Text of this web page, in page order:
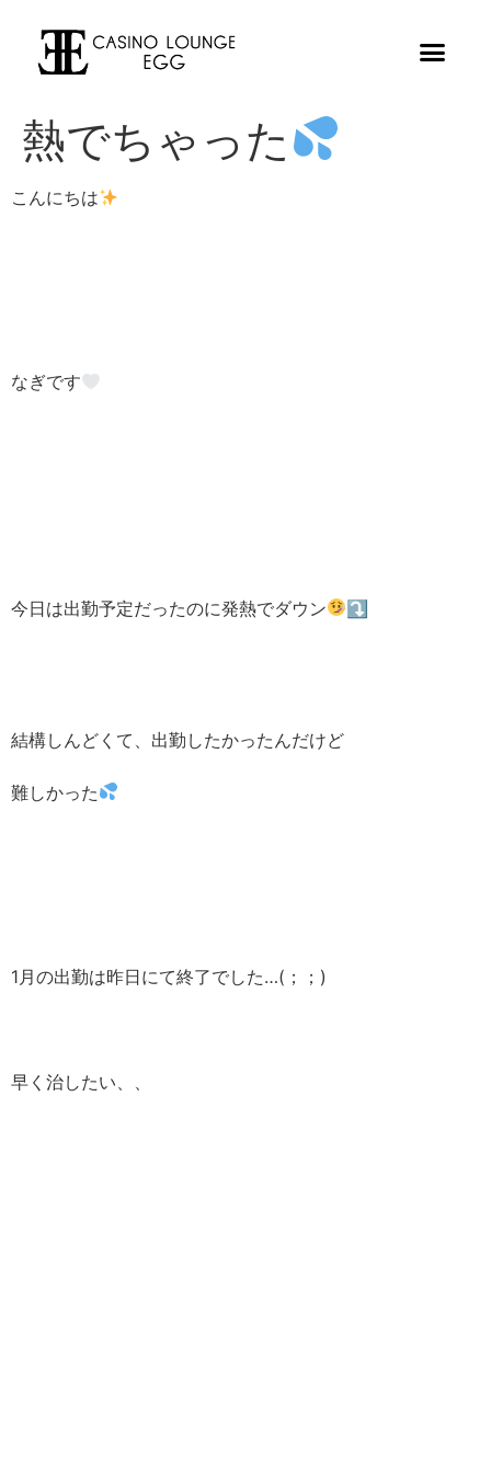
熱でちゃった
こんにちは
なぎです‎
今日は出勤予定だったのに発熱でダウン ⤵︎ ︎
結構しんどくて、出勤したかったんだけど
難しかった
1月の出勤は昨日にて終了でした…(；；)
早く治したい、、